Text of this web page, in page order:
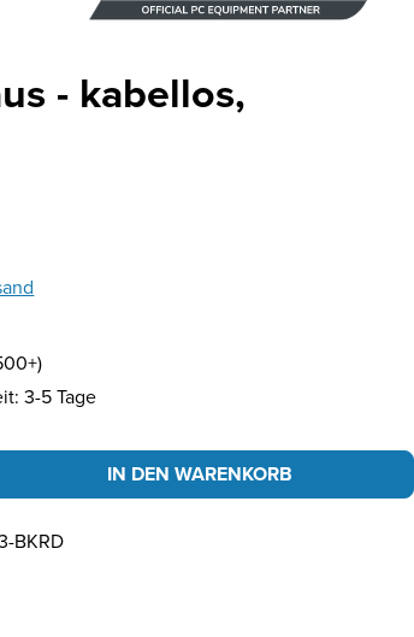
- kabellos,
3-5 Tage
den gewünschten Wert ein
IN DEN WARENKORB
BKRD